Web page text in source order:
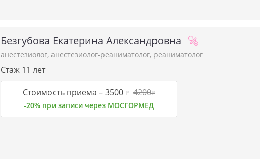
Безгубова Екатерина Александровна
анестезиолог, анестезиолог-реаниматолог, реаниматолог
Стаж 11 лет
Стоимость приема –3500 ₽ 4200₽
-20% при записи через МОСГОРМЕД